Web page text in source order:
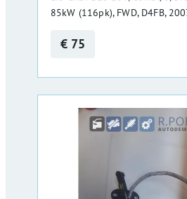
85kW (116pk), FWD, D4FB,
€ 75